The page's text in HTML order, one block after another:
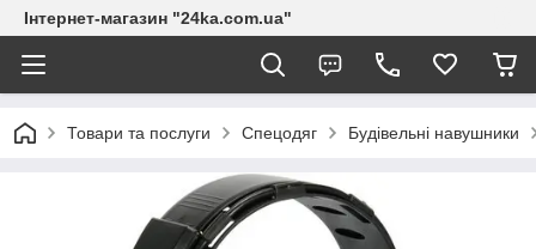
Інтернет-магазин "24ka.com.ua"
Товари та послуги Спецодяг Будівельні навушники